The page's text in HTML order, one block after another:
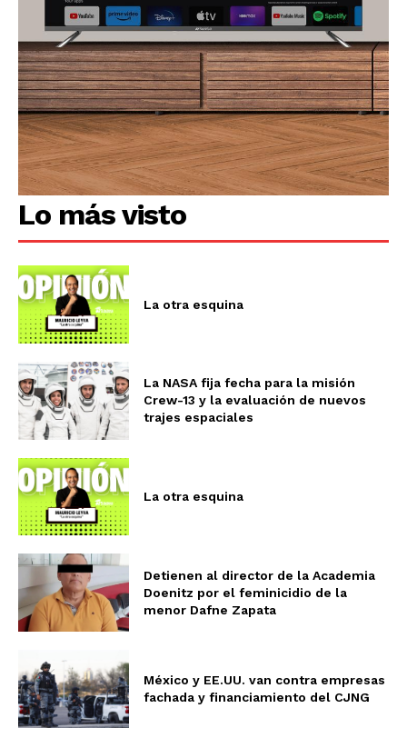
Lo más visto
La otra esquina
La NASA fija fecha para la misión
Crew-13 y la evaluación de nuevos
trajes espaciales
La otra esquina
Detienen al director de la Academia
Doenitz por el feminicidio de la
menor Dafne Zapata
México y EE.UU. van contra empresas
fachada y financiamiento del CJNG